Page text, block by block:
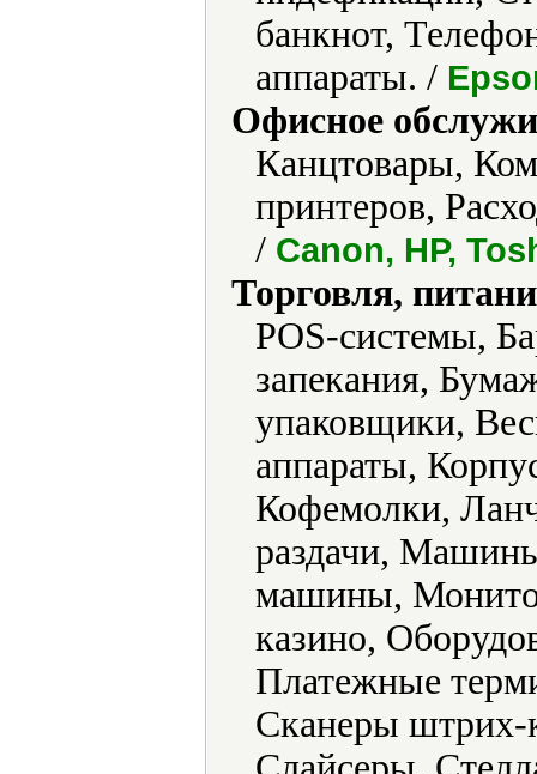
банкнот,
аппараты. /
Офисное
Канцтовары,
принтеров,
/ Canon, HP,
Торговля,
POS-системы,
запекания,
упаковщики,
аппараты,
Кофемолки,
раздачи,
машины,
казино,
Платежные
Сканеры штрих-